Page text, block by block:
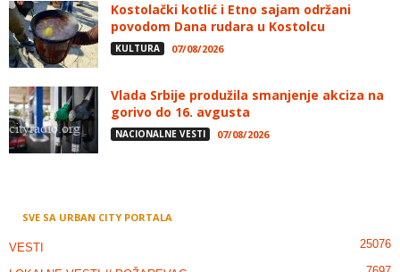
Kostolački kotlić i Etno sajam održani
povodom Dana rudara u Kostolcu
KULTURA 07/08/2026
Vlada Srbije produžila smanjenje akciza na
gorivo do 16. avgusta
NACIONALNE VESTI 07/08/2026
SVE SA URBAN CITY PORTALA
VESTI 25076